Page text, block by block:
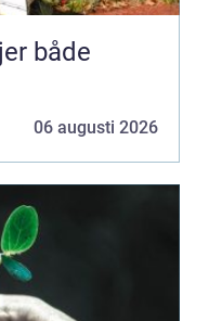
både
06 augusti 2026